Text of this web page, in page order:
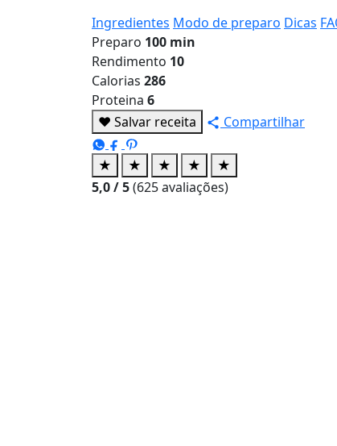
Ingredientes Modo de preparo Dicas
Preparo 100 min
Rendimento 10
Calorias 286
Proteina 6
♥ Salvar receita Compartilhar
★ ★ ★ ★
★
5,0/ 5(625avaliações)